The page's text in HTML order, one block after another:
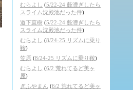
むらよし (5/22-24 藪漕ぎしたら
スライム沈殿池だった件)
道下直樹 (5/22-24 藪漕ぎしたら
スライム沈殿池だった件)
むらよし (8/24-25 リズムに乗り
鞍)
笠原 (8/24-25 リズムに乗り鞍)
むらよし (6/2 荒れてるど美ヶ
原)
ぎふやまん (6/2 荒れてるど美ヶ